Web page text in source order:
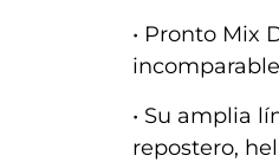
• Pronto Mix
• Su amplia
repostero,